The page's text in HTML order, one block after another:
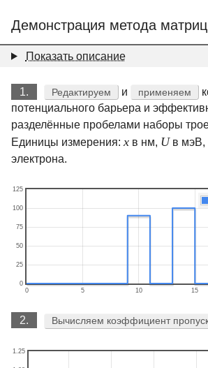
Демонстрация метода
Показать описание
1. Редактируем и применяем
потенциального барьера и
разделённые пробелами наборы
Единицы измерения:x в нм, U в мэВ,
электрона.
0 5 10 15
0
25
50
75
100
125
2. Вычисляем коэффициент
1.25